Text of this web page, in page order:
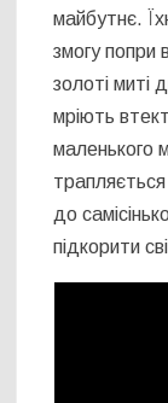
майбутнє.
змогу попри
золоті миті
мріють
маленького
до
підкорити